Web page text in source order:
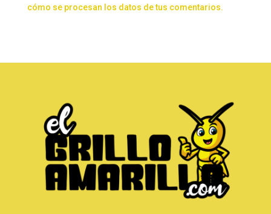
cómo se procesan los datos de tus comentarios.